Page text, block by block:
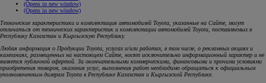
(Opens in new window)
(Opens in new window)
Технические характеристики и комплектация автомобилей Toyota, указанные на Сайте, могут
отличаться от технических характеристик и комплектации автомобилей Toyota, поставляемых в
Республику Казахстан и Кыргызскую Республику.
Любая информация о Продукции Toyota, услугах и/или работах, в том числе, о рекламных акциях и
кампаниях, размещенных на настоящем Cайте, носят исключительно информационный характер и не
является публичной офертой. За окончательными коммерческими, финансовыми и прочими условиями
приобретения товаров, оказания услуг, выполнения работ необходимо обращаться к официальным
уполномоченным дилерам Toyota в Республике Казахстан и Кыргызской Республике.